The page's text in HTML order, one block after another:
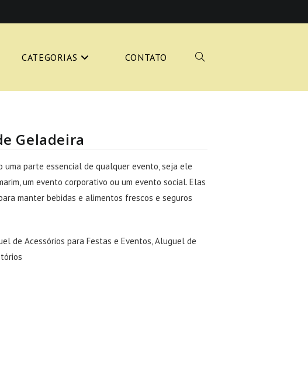
CATEGORIAS CONTATO ALTERNAR
Geladeira
uma parte essencial de qualquer evento, seja ele
um evento corporativo ou um evento social. Elas
manter bebidas e alimentos frescos e seguros
de Acessórios para Festas e Eventos,Aluguel de